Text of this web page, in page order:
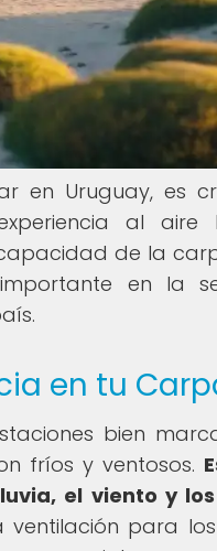
en Uruguay, es
al aire
de la
en la
en tu
bien
fríos y ventosos.
el viento y
para